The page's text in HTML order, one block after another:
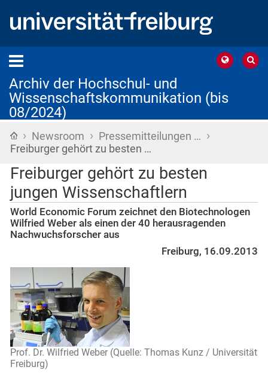
Archiv der Hochschul- und
Wissenschaftskommunikation (bis
08/2024)
Startseite
› Newsroom › Pressemitteilungen … ›
Freiburger gehört zu besten …
Freiburger gehört zu besten
jungen Wissenschaftlern
World Economic Forum zeichnet den Biotechnologen
Wilfried Weber als einen der 40 herausragenden
Nachwuchsforscher aus
Freiburg, 16.09.2013
Prof. Dr. Wilfried Weber (Quelle: Thomas Kunz / Universität
Freiburg)